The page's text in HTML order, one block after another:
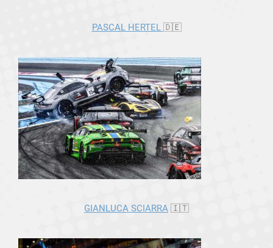
PASCAL HERTEL 🇩🇪
GIANLUCA SCIARRA 🇮🇹